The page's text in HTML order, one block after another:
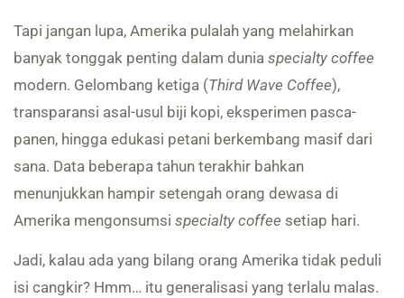
Tapi jangan lupa, Amerika pulalah yang melahirkan
banyak tonggak penting dalam dunia specialty coffee
modern. Gelombang ketiga (Third Wave Coffee),
transparansi asal-usul biji kopi, eksperimen pasca-
panen, hingga edukasi petani berkembang masif dari
sana. Data beberapa tahun terakhir bahkan
menunjukkan hampir setengah orang dewasa di
Amerika mengonsumsi specialty coffee setiap hari.
Jadi, kalau ada yang bilang orang Amerika tidak peduli
isi cangkir? Hmm… itu generalisasi yang terlalu malas.